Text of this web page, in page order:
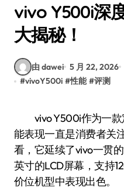
vivo Y500i深
大揭秘！
由 dawei 5 月 22, 2026
#vivoY500i #性能 #评测
vivo Y500i作为一款定位中端市场的手机，其性
能表现一直是消费者关
看，它延续了vivo一贯
英寸的LCD屏幕，支持
价位机型中表现出色。